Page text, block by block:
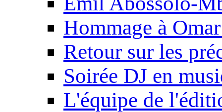
Hommage à
Retour sur les
Soirée DJ en
L'équipe de